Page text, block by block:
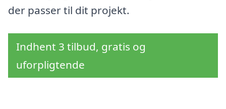
der passer til dit projekt.
Indhent 3 tilbud, gratis og
uforpligtende